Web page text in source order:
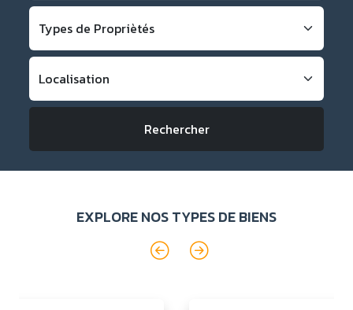
Rechercher
EXPLORE NOS TYPES DE BIENS